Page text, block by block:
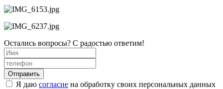
Остались вопросы? С радостью ответим!
Я даю согласие на обработку своих персональных данных